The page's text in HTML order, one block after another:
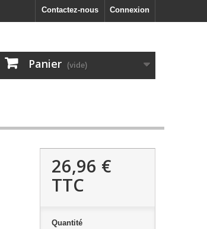
Connexion
Contactez-nous
Panier (vide)
26,96 €
TTC
Quantité